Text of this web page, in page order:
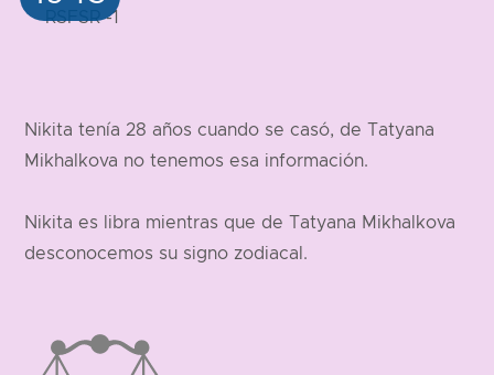
Nikita tenía 28 años cuando se casó, de Tatyana
Mikhalkova no tenemos esa información.
Nikita es libra mientras que de Tatyana Mikhalkova
desconocemos su signo zodiacal.